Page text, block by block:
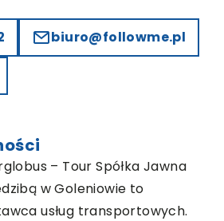
biuro@followme.pl
– Tour Spółka Jawna
w Goleniowie to
usług transportowych.